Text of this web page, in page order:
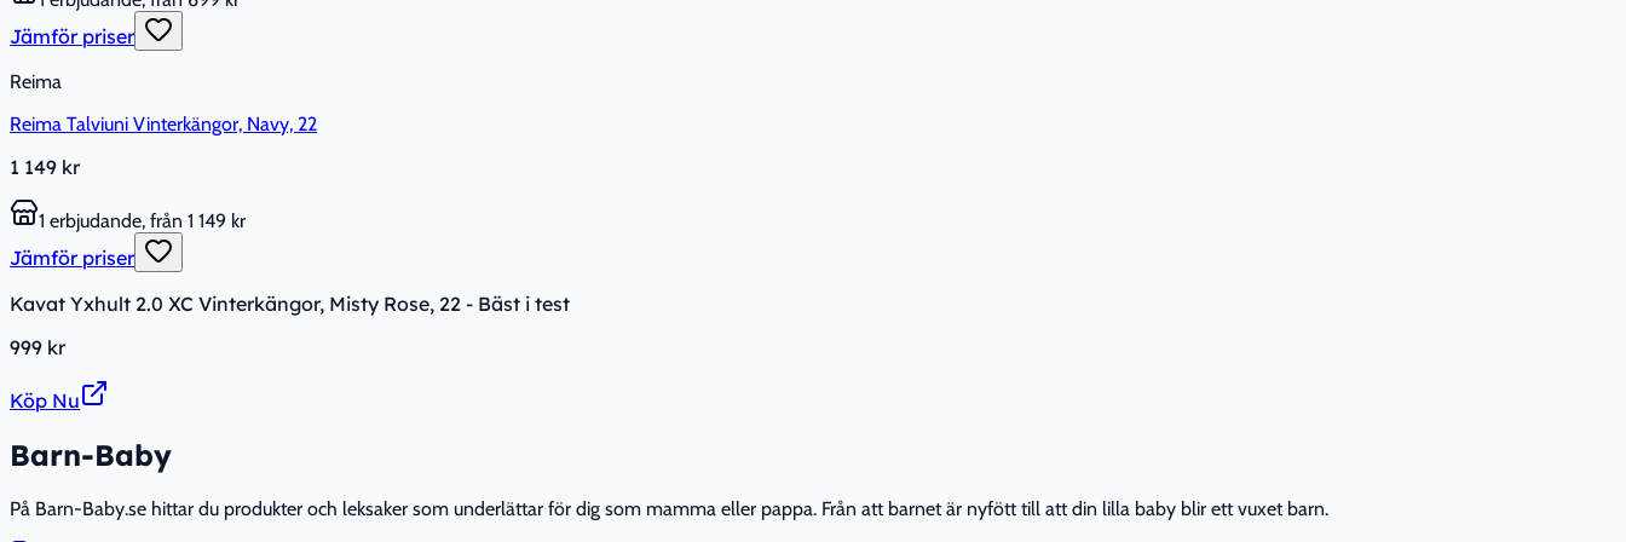
Jämför priser
Reima
Reima Talviuni Vinterkängor, Navy, 22
1 149 kr
1 erbjudande, från 1 149 kr
Jämför priser
Kavat Yxhult 2.0 XC Vinterkängor, Misty Rose, 22 - Bäst i test
999 kr
Köp Nu
Barn-Baby
På Barn-Baby.se hittar du produkter och leksaker som underlättar för dig som mamma eller pappa. Från att barnet är nyfött till att din lilla baby blir ett vuxet barn.